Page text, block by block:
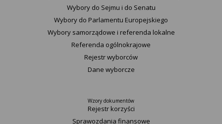
Wybory do Sejmu i do Senatu
Wybory do Parlamentu Europejskiego
Wybory samorządowe i referenda lokalne
Referenda ogólnokrajowe
Rejestr wyborców
Dane wyborcze
Wzory dokumentów
Rejestr korzyści
Sprawozdania finansowe